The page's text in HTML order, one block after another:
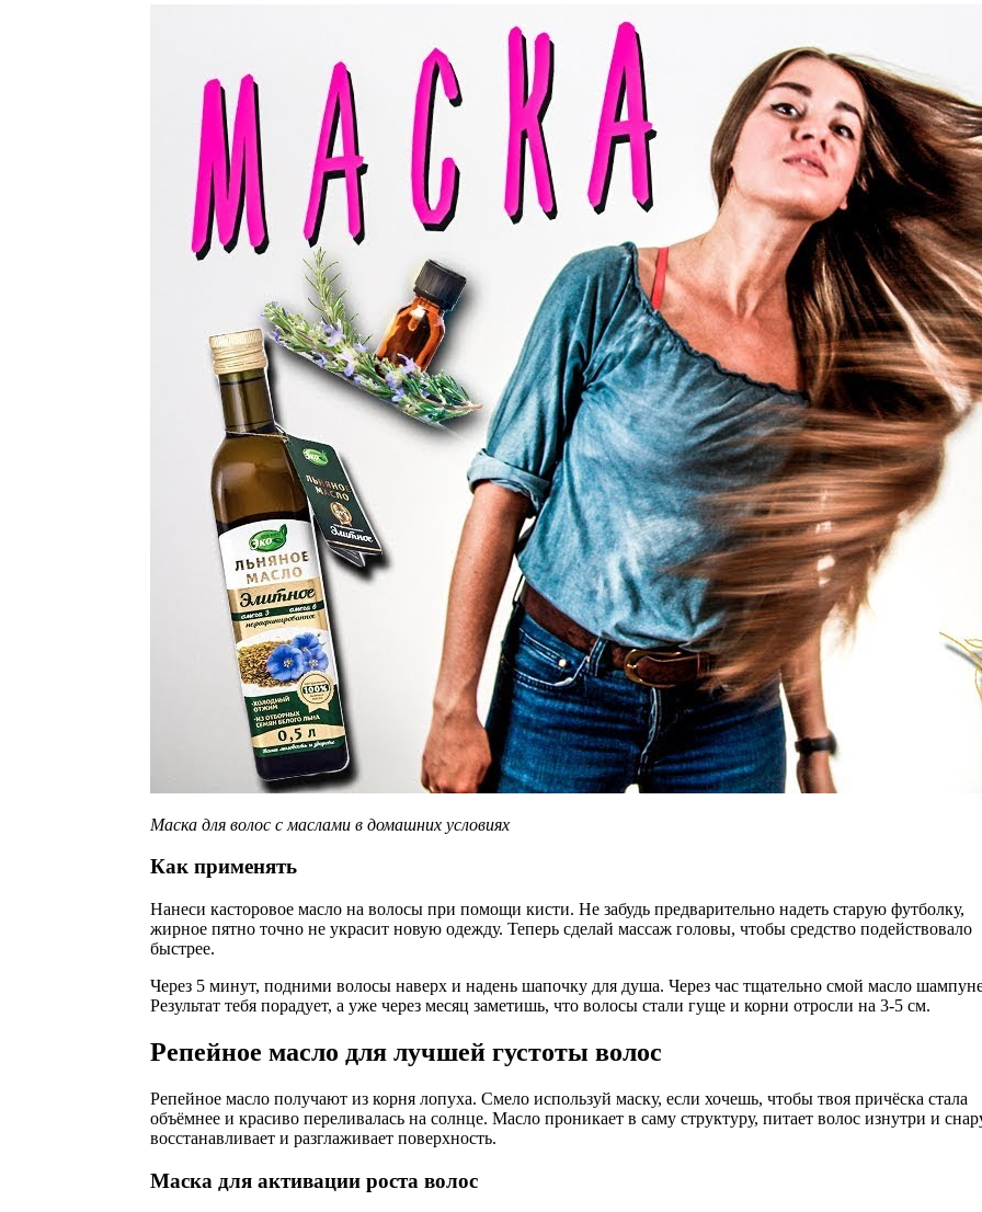
Маска для волос с маслами в домашних условиях
Как применять
Нанеси касторовое масло на волосы при помощи кисти. Не забудь предварительно надеть старую футболку,
жирное пятно точно не украсит новую одежду. Теперь сделай массаж головы, чтобы средство подействовало
быстрее.
Через 5 минут, подними волосы наверх и надень шапочку для душа. Через час тщательно смой масло
Результат тебя порадует, а уже через месяц заметишь, что волосы стали гуще и корни отросли на 3-5 см.
Репейное масло для лучшей густоты волос
Репейное масло получают из корня лопуха. Смело используй маску, если хочешь, чтобы твоя причёска стала
объёмнее и красиво переливалась на солнце. Масло проникает в саму структуру, питает волос изнутри и
восстанавливает и разглаживает поверхность.
Маска для активации роста волос